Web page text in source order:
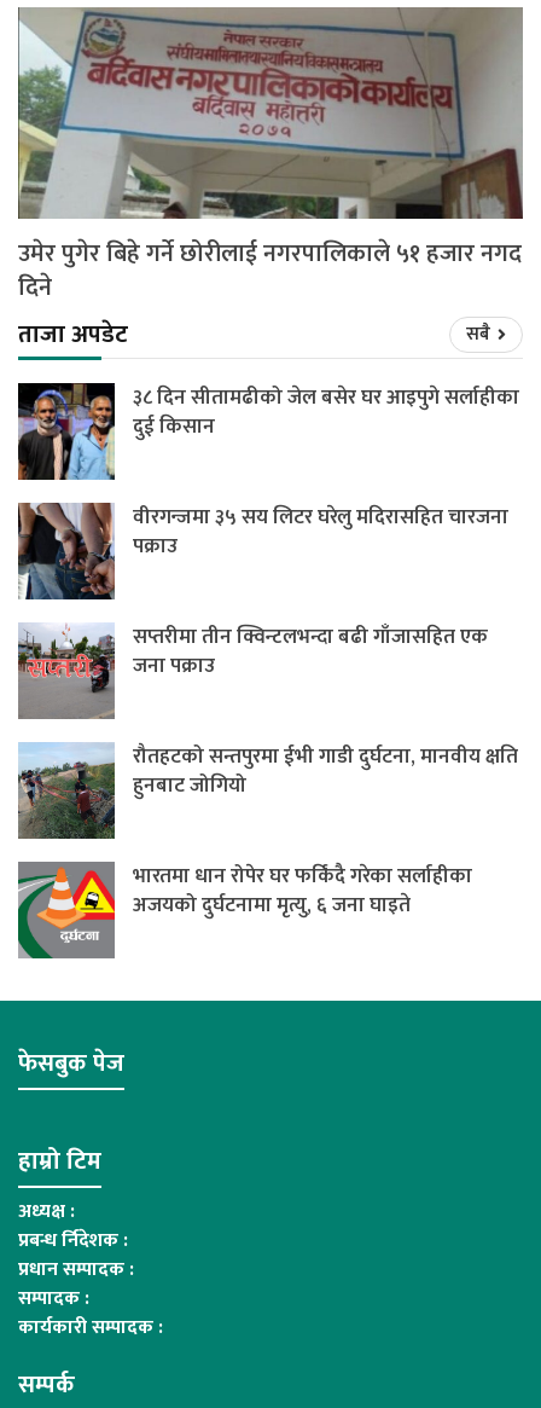
उमेर पुगेर बिहे गर्ने छोरीलाई नगरपालिकाले ५१ हजार नगद
दिने
ताजा अपडेट
सबै
३८ दिन सीतामढीको जेल बसेर घर आइपुगे सर्लाहीका
दुई किसान
वीरगन्जमा ३५ सय लिटर घरेलु मदिरासहित चारजना
पक्राउ
सप्तरीमा तीन क्विन्टलभन्दा बढी गाँजासहित एक
जना पक्राउ
रौतहटको सन्तपुरमा ईभी गाडी दुर्घटना, मानवीय क्षति
हुनबाट जोगियो
भारतमा धान रोपेर घर फर्किंदै गरेका सर्लाहीका
अजयको दुर्घटनामा मृत्यु, ६ जना घाइते
फेसबुक पेज
हाम्रो टिम
अध्यक्ष :
प्रबन्ध र्निदेशक :
प्रधान सम्पादक :
सम्पादक :
कार्यकारी सम्पादक :
सम्पर्क